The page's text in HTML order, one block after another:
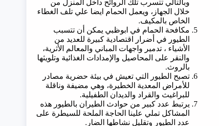
وبالتالي تتسرب تلك الروائح داخل المنزل من
خلال الجهاز، ويعمل الحمام ايضا علي تلف الغطاء
الخاص بالمكيف.
مكافحة الحمام في ابوظبي يمكن أن تتسبب
الطيور في أضرار اقتصادية كبيرة للعديد من
الأشياء ، تدمير واجهات المباني والمعالم الأثرية،
والنقر على المحاصيل والإمدادات الغذائية وتلويثها
بالروث.
تصبح الطيور التي تعيش في بيئة حضرية مصادر
للأمراض المعدية الخطيرة، وهي مضيفة وناقلة
للبراغيث والقراد والديدان الطفيلية.
يرتبط عدد كبير من حوادث الطيران بالطيور هذه
المشاكل تملي علينا الحاجة الملحة للسيطرة على
عدد الطيور وتقليل نشاطها الضار.